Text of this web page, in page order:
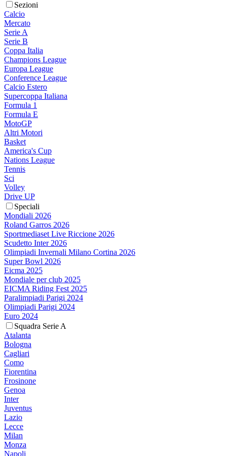
Sezioni
Calcio
Mercato
Serie A
Serie B
Coppa Italia
Champions League
Europa League
Conference League
Calcio Estero
Supercoppa Italiana
Formula 1
Formula E
MotoGP
Altri Motori
Basket
America's Cup
Nations League
Tennis
Sci
Volley
Drive UP
Speciali
Mondiali 2026
Roland Garros 2026
Sportmediaset Live Riccione 2026
Scudetto Inter 2026
Olimpiadi Invernali Milano Cortina 2026
Super Bowl 2026
Eicma 2025
Mondiale per club 2025
EICMA Riding Fest 2025
Paralimpiadi Parigi 2024
Olimpiadi Parigi 2024
Euro 2024
Squadra Serie A
Atalanta
Bologna
Cagliari
Como
Fiorentina
Frosinone
Genoa
Inter
Juventus
Lazio
Lecce
Milan
Monza
Napoli